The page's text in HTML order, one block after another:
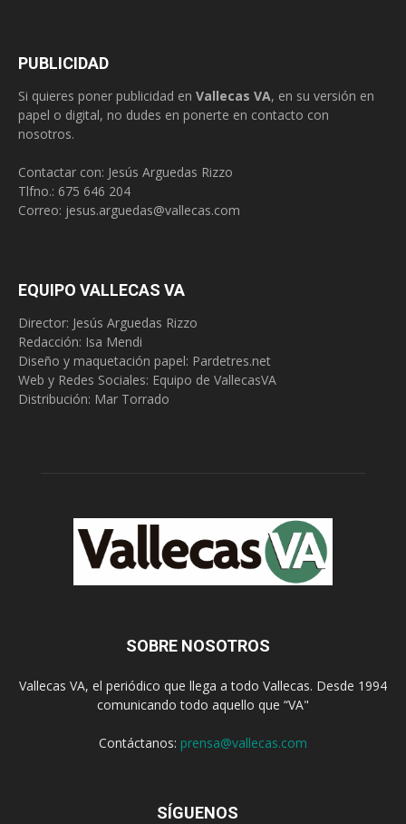
PUBLICIDAD
Si quieres poner publicidad en Vallecas VA, en su versión en
papel o digital, no dudes en ponerte en contacto con
nosotros.
Contactar con: Jesús Arguedas Rizzo
Tlfno.: 675 646 204
Correo: jesus.arguedas@vallecas.com
EQUIPO VALLECAS VA
Director: Jesús Arguedas Rizzo
Redacción: Isa Mendi
Diseño y maquetación papel: Pardetres.net
Web y Redes Sociales: Equipo de VallecasVA
Distribución: Mar Torrado
SOBRE NOSOTROS
Vallecas VA, el periódico que llega a todo Vallecas. Desde 1994
comunicando todo aquello que “VA"
Contáctanos: prensa@vallecas.com
SÍGUENOS